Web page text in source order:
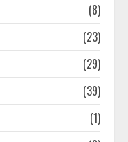
(8)
(23)
(29)
(39)
(1)